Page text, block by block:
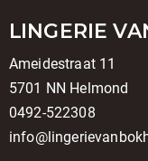
LINGERIE
Ameidestraat 11
5701 NN Helmond
0492-522308